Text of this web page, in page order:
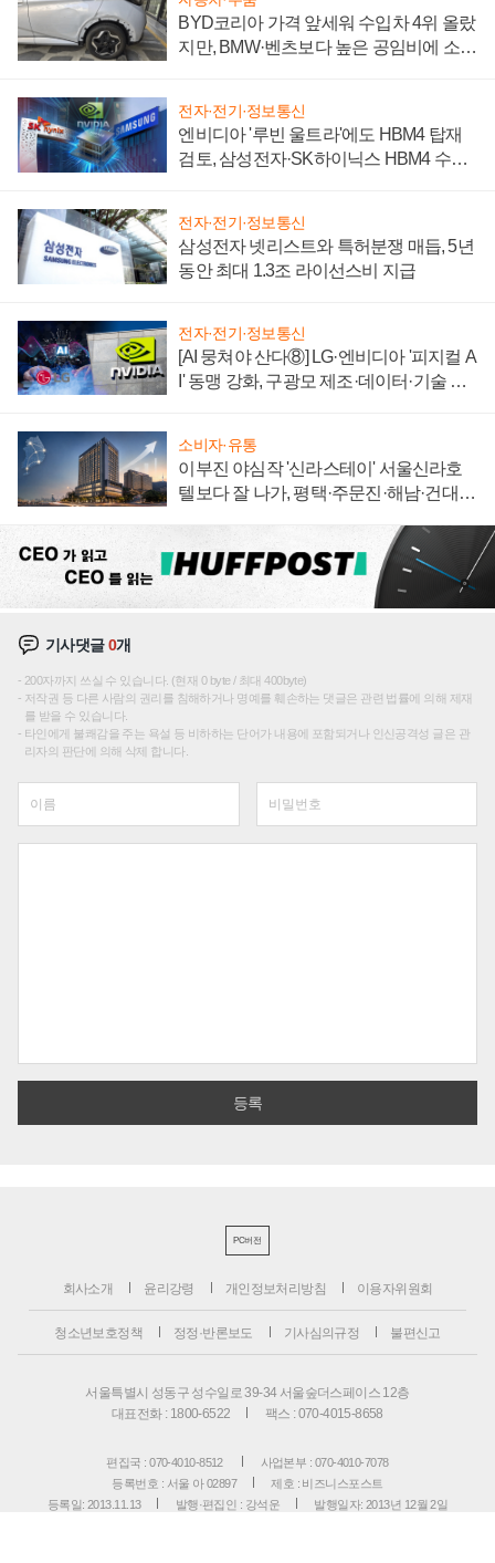
BYD코리아 가격 앞세워 수입차 4위 올랐
지만, BMW·벤츠보다 높은 공임비에 소비
전자·전기·정보통신
엔비디아 '루빈 울트라'에도 HBM4 탑재
검토, 삼성전자·SK하이닉스 HBM4 수율
전자·전기·정보통신
삼성전자 넷리스트와 특허분쟁 매듭, 5년
동안 최대 1.3조 라이선스비 지급
전자·전기·정보통신
[AI 뭉쳐야 산다⑧] LG·엔비디아 '피지컬 A
I' 동맹 강화, 구광모 제조·데이터·기술 결
소비자·유통
이부진 야심작 '신라스테이' 서울신라호
텔보다 잘 나가, 평택·주문진·해남·건대로
기사댓글0개
200자까지 쓰실 수 있습니다. (현재 0 byte / 최대 400byte)
저작권 등 다른 사람의 권리를 침해하거나 명예를 훼손하는 댓글은 관련 법률에 의해 제재
를 받을 수 있습니다.
타인에게 불쾌감을 주는 욕설 등 비하하는 단어가 내용에 포함되거나 인신공격성 글은 관
리자의 판단에 의해 삭제 합니다.
PC버전
회사소개 윤리강령 개인정보처리방침 이용자위원회
청소년보호정책 정정·반론보도 기사심의규정 불편신고
서울특별시 성동구 성수일로 39-34 서울숲더스페이스 12층
대표전화 : 1800-6522
팩스 : 070-4015-8658
편집국 : 070-4010-8512
사업본부 : 070-4010-7078
등록번호 : 서울 아 02897
제호 : 비즈니스포스트
등록일: 2013.11.13
발행·편집인 : 강석운
발행일자: 2013년 12월 2일